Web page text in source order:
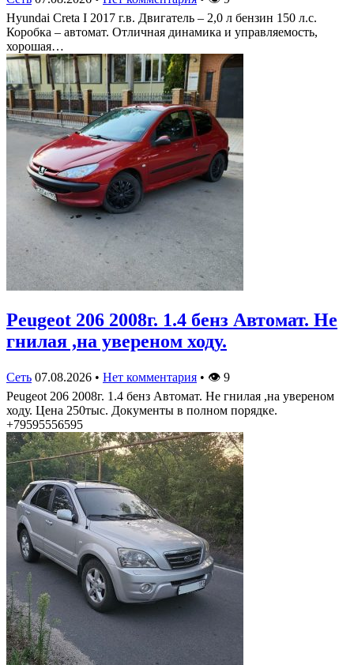
Hyundai Creta I 2017 г.в. Двигатель – 2,0 л бензин 150 л.с.
Коробка – автомат. Отличная динамика и управляемость,
хорошая…
Peugeot 206 2008г. 1.4 бенз Автомат. Не
гнилая ,на увереном ходу.
Сеть 07.08.2026 • Нет комментария • 👁 9
Peugeot 206 2008г. 1.4 бенз Автомат. Не гнилая ,на увереном
ходу. Цена 250тыс. Документы в полном порядке.
+79595556595